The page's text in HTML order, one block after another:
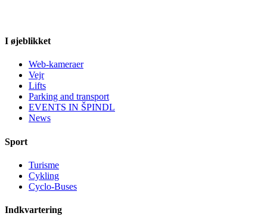
I øjeblikket
Web-kameraer
Vejr
Lifts
Parking and transport
EVENTS IN ŠPINDL
News
Sport
Turisme
Cykling
Cyclo-Buses
Indkvartering